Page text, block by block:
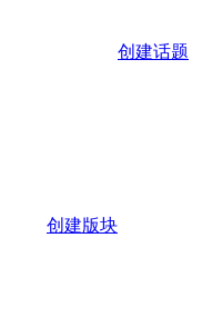
创建话题
创建版块